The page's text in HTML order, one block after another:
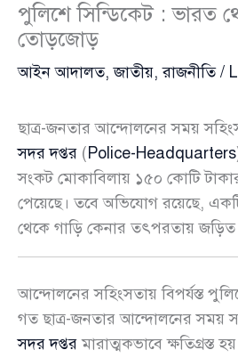
পুলিশে সিন্ডিকেট : ভারত
তোড়জোড়
আইন আদালত,জাতীয়,রাজনীতি/
ছাত্র-জনতার আন্দোলনের সময়
সদর দপ্তর (Police-Headquarters
সংকট মোকাবিলায় ১৫০ কোটি
পেয়েছে। তবে অভিযোগ রয়েছে,
থেকে গাড়ি কেনার তৎপরতায়
আন্দোলনের সহিংসতায় বিপর্যস্ত
গত ছাত্র-জনতার আন্দোলনের সময়
সদর দপ্তরমারাত্মকভাবে ক্ষতিগ্রস্ত